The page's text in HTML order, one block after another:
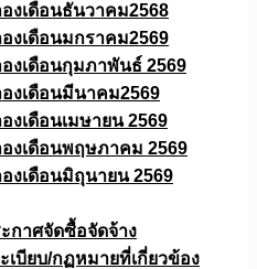
งเดือนธันวาคม2568
งเดือนมกราคม2569
งเดือนกุมภาพันธ์ 2569
งเดือนมีนาคม2569
งเดือนเมษายน 2569
งเดือนพฤษภาคม 2569
งเดือนมิถุนายน 2569
กาศจัดซื้อจัดจ้าง
เบียบ/กฏหมายที่เกี่ยวข้อง